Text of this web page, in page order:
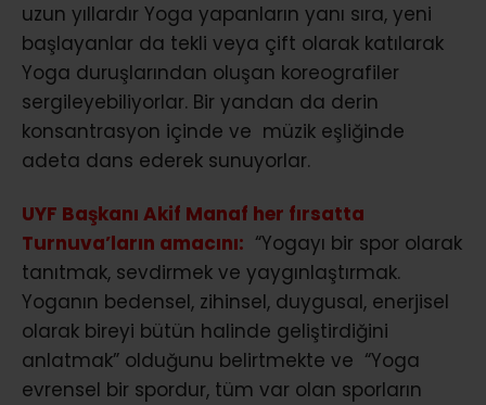
uzun yıllardır Yoga yapanların yanı sıra, yeni
başlayanlar da tekli veya çift olarak katılarak
Yoga duruşlarından oluşan koreografiler
sergileyebiliyorlar. Bir yandan da derin
konsantrasyon içinde ve müzik eşliğinde
adeta dans ederek sunuyorlar.
UYF Başkanı Akif Manaf her fırsatta
Turnuva’ların amacını: “Yogayı bir spor olarak
tanıtmak, sevdirmek ve yaygınlaştırmak.
Yoganın bedensel, zihinsel, duygusal, enerjisel
olarak bireyi bütün halinde geliştirdiğini
anlatmak” olduğunu belirtmekte ve “Yoga
evrensel bir spordur, tüm var olan sporların